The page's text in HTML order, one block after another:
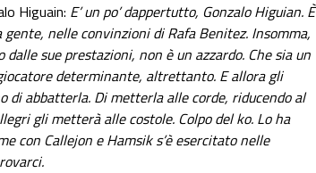
Higuain: E’ un po’ dappertutto, Gonzalo Higuian. È
nelle convinzioni di Rafa Benitez. Insomma,
sue prestazioni, non è un azzardo. Che sia un
determinante, altrettanto. E allora gli
di abbatterla. Di metterla alle corde, riducendo al
gli metterà alle costole. Colpo del ko. Lo ha
con Callejon e Hamsik s’è esercitato nelle